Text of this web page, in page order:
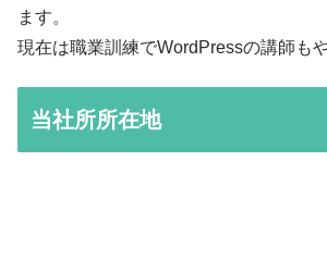
ます。
現在は職業訓練でWordPressの講師も
当社所所在地